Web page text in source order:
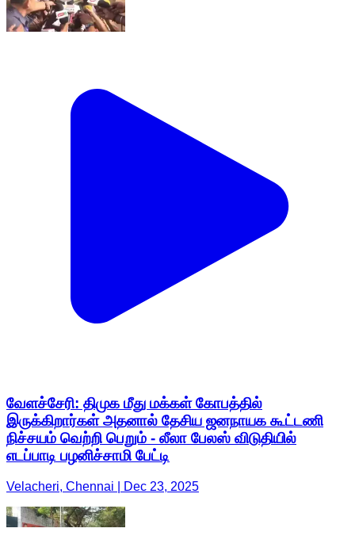
வேளச்சேரி: திமுக மீது மக்கள் கோபத்தில்
இருக்கிறார்கள் அதனால் தேசிய ஜனநாயக கூட்டணி
நிச்சயம் வெற்றி பெறும் - லீலா பேலஸ் விடுதியில்
எடப்பாடி பழனிச்சாமி பேட்டி
Velacheri, Chennai | Dec 23, 2025